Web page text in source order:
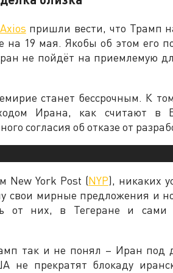
Axios пришли вести, что Трамп
на 19 мая. Якобы об этом его
не пойдёт на приемлемую
станет бессрочным. К
Ирана, как считают в
согласия об отказе от
New York Post (NYP), никаких
свои мирные предложения и
от них, в Тегеране и сами
так и не понял – Иран
не прекратят блокаду